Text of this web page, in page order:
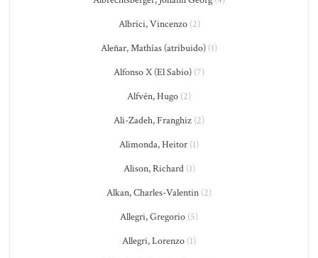
Albrici, Vincenzo(2)
Aleñar, Mathías (atribuido) (1)
Alfonso X (El Sabio) (7)
Alfvén, Hugo (2)
Ali-Zadeh, Franghiz (2)
Alimonda, Heitor (1)
Alison, Richard(1)
Alkan, Charles-Valentin (2)
Allegri, Gregorio (5)
Allegri, Lorenzo (1)